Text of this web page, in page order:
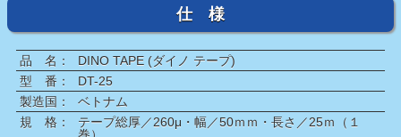
仕 様
品 名：
DINO TAPE (ダイノ テープ)
型 番：
DT-25
製造国：
ベトナム
規 格：
テープ総厚／260μ・幅／50ｍｍ・長さ／25ｍ（１